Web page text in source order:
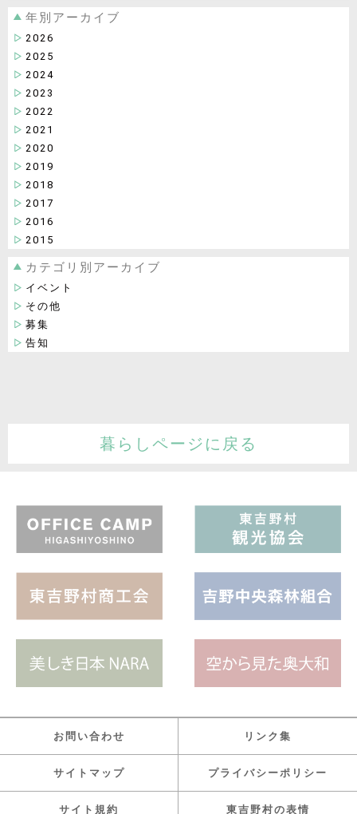
年別アーカイブ
2026
2025
2024
2023
2022
2021
2020
2019
2018
2017
2016
2015
カテゴリ別アーカイブ
イベント
その他
募集
告知
暮らしページに戻る
お問い合わせ リンク集
サイトマップ プライバシーポリシー
サイト規約 東吉野村の表情